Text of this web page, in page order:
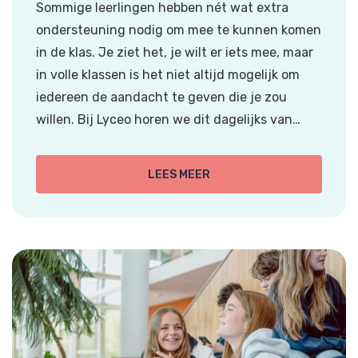
Sommige leerlingen hebben nét wat extra
ondersteuning nodig om mee te kunnen komen
in de klas. Je ziet het, je wilt er iets mee, maar
in volle klassen is het niet altijd mogelijk om
iedereen de aandacht te geven die je zou
willen. Bij Lyceo horen we dit dagelijks van…
LEES MEER